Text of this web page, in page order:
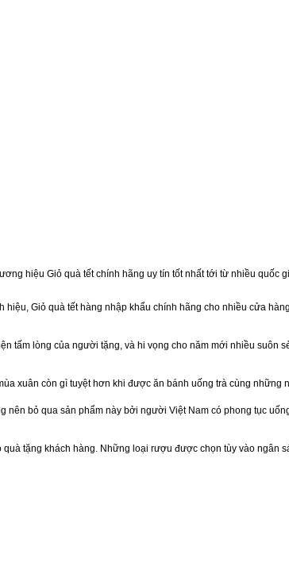
hiệu Giỏ quà tết chính hãng uy tín tốt nhất tới từ nhiều quốc
hiệu, Giỏ quà tết hàng nhập khẩu chính hãng cho nhiều cửa
tấm lòng của người tặng, và hi vọng cho năm mới nhiều suôn
xuân còn gì tuyệt hơn khi được ăn bánh uống trà cùng những
bỏ qua sản phẩm này bởi người Việt Nam có phong tục
tặng khách hàng. Những loại rượu được chọn tùy vào ngân